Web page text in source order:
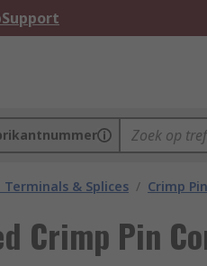
Support
Terminals & Splices / Crimp
Crimp Pin